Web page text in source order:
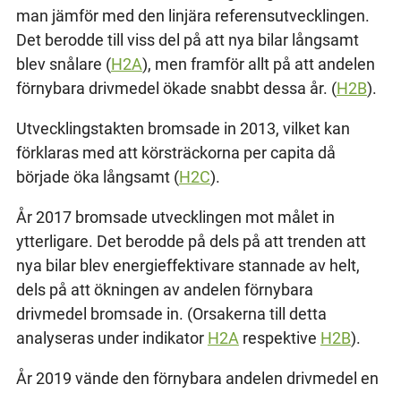
man jämför med den linjära referensutvecklingen.
Det berodde till viss del på att nya bilar långsamt
blev snålare (H2A), men framför allt på att andelen
förnybara drivmedel ökade snabbt dessa år. (H2B).
Utvecklingstakten bromsade in 2013, vilket kan
förklaras med att körsträckorna per capita då
började öka långsamt (H2C).
År 2017 bromsade utvecklingen mot målet in
ytterligare. Det berodde på dels på att trenden att
nya bilar blev energieffektivare stannade av helt,
dels på att ökningen av andelen förnybara
drivmedel bromsade in. (Orsakerna till detta
analyseras under indikator H2A respektive H2B).
År 2019 vände den förnybara andelen drivmedel en